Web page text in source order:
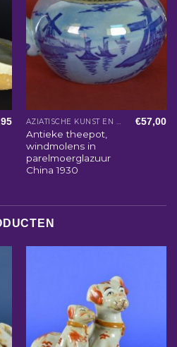
AZIATISCHE KUNST EN WOONACCESSOIRES
Antieke theepot,
windmolens in
parelmoerglazuur
China 1930
€57,00